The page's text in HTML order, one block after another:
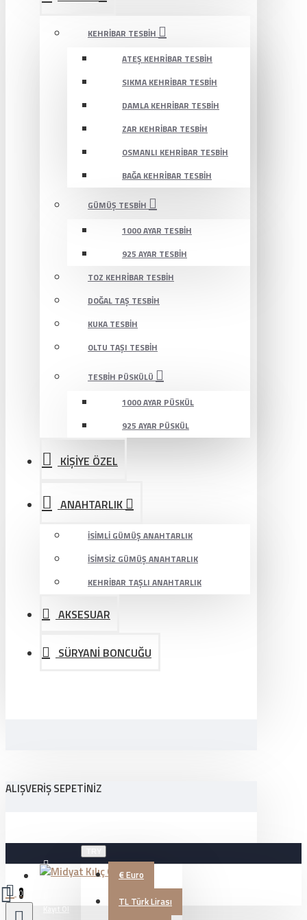
KEHRIBAR TESBIH
ATEŞ KEHRIBAR TESBIH
SIKMA KEHRIBAR TESBIH
DAMLA KEHRIBAR TESBIH
ZAR KEHRIBAR TESBIH
OSMANLI KEHRIBAR TESBIH
BAĞA KEHRIBAR TESBIH
GÜMÜŞ TESBIH
1000 AYAR TESBIH
925 AYAR TESBIH
TOZ KEHRIBAR TESBIH
DOĞAL TAŞ TESBIH
KUKA TESBIH
OLTU TAŞI TESBIH
TESBIH PÜSKÜLÜ
1000 AYAR PÜSKÜL
925 AYAR PÜSKÜL
KİŞİYE ÖZEL
ANAHTARLIK
İSIMLI GÜMÜŞ ANAHTARLIK
İSIMSIZ GÜMÜŞ ANAHTARLIK
KEHRIBAR TAŞLI ANAHTARLIK
AKSESUAR
SÜRYANİ BONCUĞU
ALIŞVERIŞ SEPETINIZ
Üye Girişi €Euro
TL Türk Lirası
0